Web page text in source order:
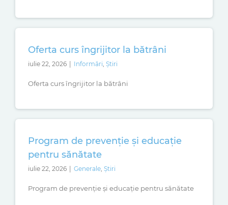
Oferta curs îngrijitor la bătrâni
iulie 22, 2026 | Informări Știri
Oferta curs îngrijitor la bătrâni
Program de prevenție și educație
pentru sănătate
iulie 22, 2026 | Generale Știri
Program de prevenție și educație pentru sănătate